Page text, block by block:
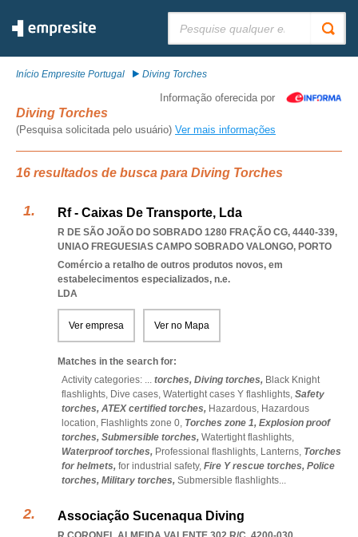
Início Empresite Portugal Diving Torches
Informação oferecida por
Diving Torches
(Pesquisa solicitada pelo usuário) Ver mais informações
16 resultados de busca para Diving Torches
Rf - Caixas De Transporte, Lda
R DE SÃO JOÃO DO SOBRADO 1280 FRAÇÃO CG, 4440-339,
UNIAO FREGUESIAS CAMPO SOBRADO VALONGO, PORTO
Comércio a retalho de outros produtos novos, em
estabelecimentos especializados, n.e.
LDA
Ver empresa Ver no Mapa
Matches in the search for:
Activity categories: ... torches, Diving torches, Black Knight
flashlights, Dive cases, Watertight cases Y flashlights, Safety
torches, ATEX certified torches, Hazardous, Hazardous
location, Flashlights zone 0, Torches zone 1, Explosion proof
torches, Submersible torches, Watertight flashlights,
Waterproof torches, Professional flashlights, Lanterns, Torches
for helmets, for industrial safety, Fire Y rescue torches, Police
torches, Military torches, Submersible flashlights...
Associação Sucenaqua Diving